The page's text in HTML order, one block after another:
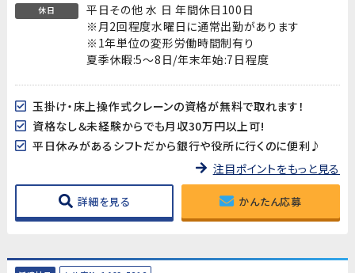
休日
平日その他 水 日 年間休日100日
※月2回程度水曜日に通常出勤があります
※1年単位の変形労働時間制有り
夏季休暇:5～8日/年末年始:7日程度
玉掛け・床上操作式クレーンの資格が無料で取れます！
資格なし＆未経験からでも月収30万円以上可!
平日休みがあるシフトだから銀行や役所に行くのに便利♪
注目ポイントをもっと見る
詳細を見る かんたん応募